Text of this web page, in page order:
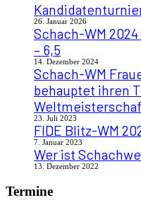
26. Januar 2026
Schach-WM
– 6,5
14. Dezember 2024
Schach-WM
behauptet ihren
23. Juli 2023
FIDE Blitz-WM
7. Januar 2023
Wer ist
13. Dezember 2022
Termine